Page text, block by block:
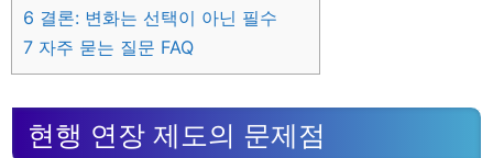
6 결론: 변화는 선택이 아닌 필수
7 자주 묻는 질문 FAQ
현행 연장 제도의 문제점